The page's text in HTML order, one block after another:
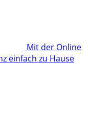
Mit der Online
einfach zu Hause